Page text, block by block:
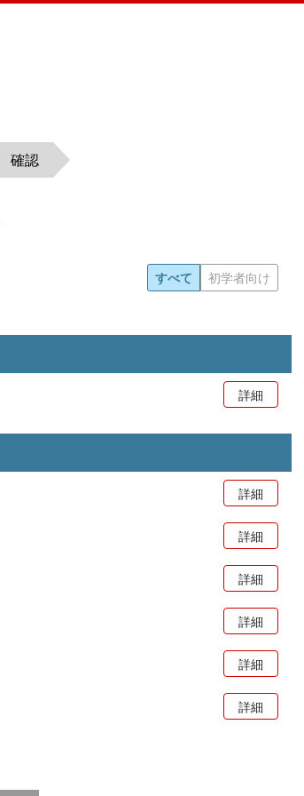
確認
すべて 初学者向け
詳細
詳細
詳細
詳細
詳細
詳細
詳細